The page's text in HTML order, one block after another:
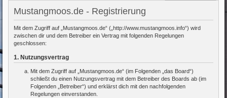
Mustangmoos.de - Registrierung
Mit dem Zugriff auf „Mustangmoos.de“ („http://www.mustangmoos.info“) wird
zwischen dir und dem Betreiber ein Vertrag mit folgenden Regelungen
geschlossen:
1. Nutzungsvertrag
Mit dem Zugriff auf „Mustangmoos.de“ (im Folgenden „das Board“)
schließt du einen Nutzungsvertrag mit dem Betreiber des Boards ab (im
Folgenden „Betreiber“) und erklärst dich mit den nachfolgenden
Regelungen einverstanden.